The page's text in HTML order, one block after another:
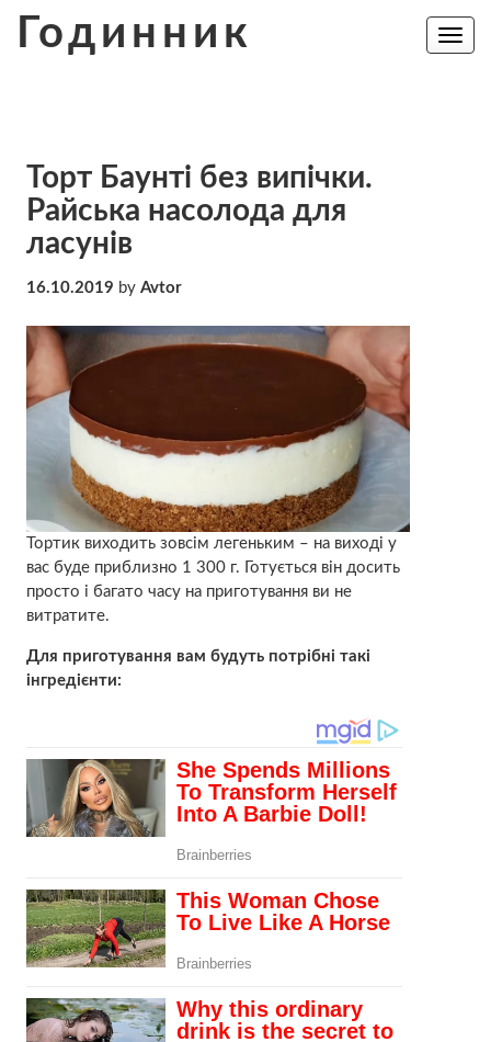
Годинник
Toggle
Торт Баунті без випічки.
Райська насолода для
ласунів
16.10.2019 by Avtor
Тортик виходить зовсім легеньким – на виході у
вас буде приблизно 1 300 г. Готується він досить
просто і багато часу на приготування ви не
витратите.
Для приготування вам будуть потрібні такі
інгредієнти: